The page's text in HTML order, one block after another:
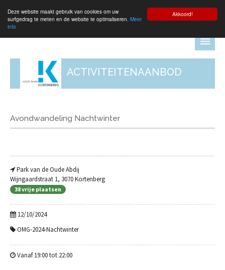
Akkoord!
Deze website maakt gebruik van cookies om uw
surfgedrag te meten en de website te optimaliseren. Meer
info
ACTIVITEITENAANBOD
Avondwandeling Nachtwinter
Park van de Oude Abdij
Wijngaardstraat 1, 3070 Kortenberg
38 vrije plaatsen
12/10/2024
OMG-2024-Nachtwinter
Vanaf 19:00 tot 22:00